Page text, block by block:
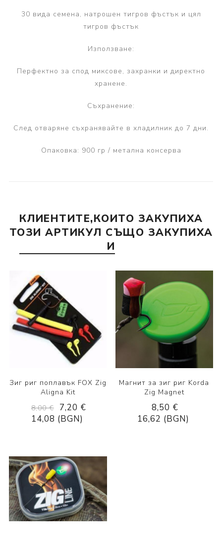
30 вида семена, натрошен тигров фъстък и цял
тигров фъстък
Използване:
Перфектно за спод миксове, захранки и директно
хранене.
Съхранение:
След отваряне съхранявайте в хладилник до 7 дни.
Опаковка: 900 гр / метална консерва
КЛИЕНТИТЕ,КОИТО ЗАКУПИХА
ТОЗИ АРТИКУЛ СЪЩО ЗАКУПИХА
И
Зиг риг поплавък FOX Zig
Aligna Kit
8,00 €
7,20 €
14,08 (BGN)
Магнит за зиг риг Korda
Zig Magnet
8,50 €
16,62 (BGN)